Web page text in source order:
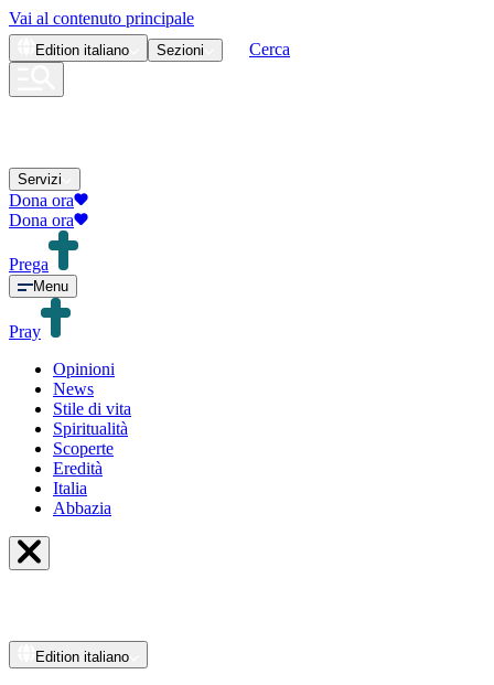
Vai al contenuto principale
Edition italiano Sezioni Cerca
Servizi
Dona ora
Dona ora
Prega
Menu
Pray
Opinioni
News
Stile di vita
Spiritualità
Scoperte
Eredità
Italia
Abbazia
Edition italiano